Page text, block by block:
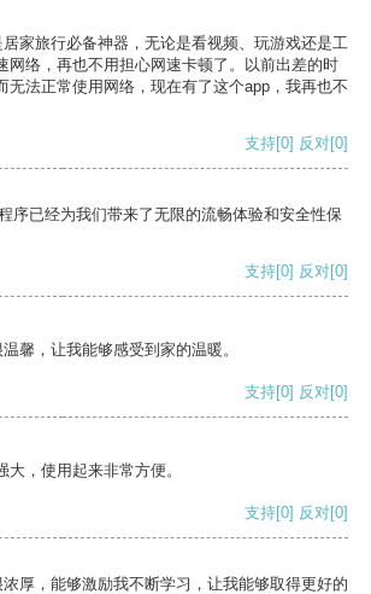
家旅行必备神器，无论是看视频、玩游戏还是工
网络，再也不用担心网速卡顿了。以前出差的时
无法正常使用网络，现在有了这个app，我再也不
支持[0] 反对[0]
序已经为我们带来了无限的流畅体验和安全性保
支持[0] 反对[0]
馨，让我能够感受到家的温暖。
支持[0] 反对[0]
，使用起来非常方便。
支持[0] 反对[0]
厚，能够激励我不断学习，让我能够取得更好的